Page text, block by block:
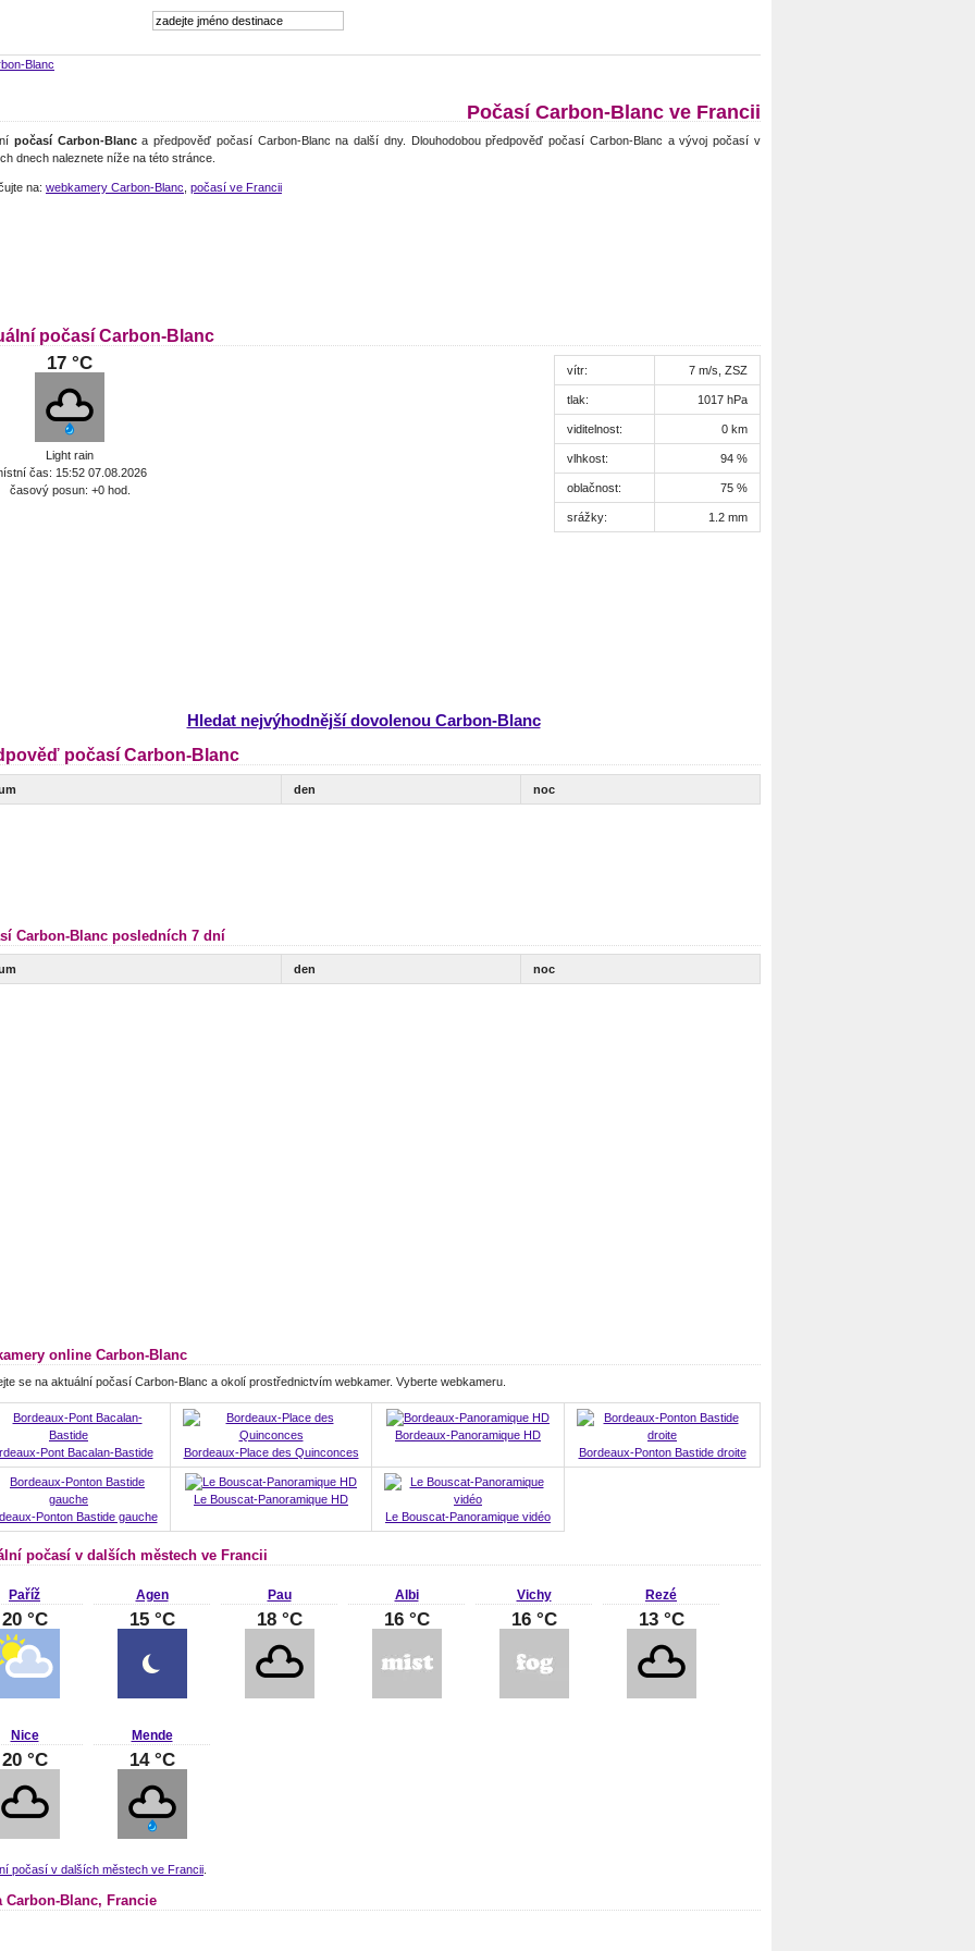
Blanc
Počasí Carbon-Blanc ve Francii
počasí Carbon-Blanca předpověď počasí Carbon-Blanc na další dny. Dlouhodobou předpověď počasí Carbon-Blanc a vývoj počasí v
dnech naleznete níže na této stránce.
na: webkamery Carbon-Blanc počasí ve Francii
počasí Carbon-Blanc
17 °C
Light rain
čas: 15:52 07.08.2026
časový posun: +0 hod.
vítr: 7 m/s, ZSZ
tlak: 1017 hPa
viditelnost: 0 km
vlhkost: 94 %
oblačnost: 75 %
srážky: 1.2 mm
Hledat nejvýhodnější dovolenou Carbon-Blanc
počasí Carbon-Blanc
den noc
Carbon-Blanc posledních 7 dní
den noc
online Carbon-Blanc
se na aktuální počasí Carbon-Blanc a okolí prostřednictvím webkamer. Vyberte webkameru.
Pont Bacalan-Bastide Bordeaux-Place des Quinconces
Bordeaux-Panoramique HD
Bordeaux-Ponton Bastide droite
Ponton Bastide gauche
Le Bouscat-Panoramique HD
Le Bouscat-Panoramique vidéo
počasí v dalších městech ve Francii
Paříž
20 °C
Agen
15 °C
Pau
18 °C
Albi
16 °C
Vichy
16 °C
Rezé
13 °C
Nice
20 °C
Mende
14 °C
počasí v dalších městech ve Francii
Carbon-Blanc, Francie